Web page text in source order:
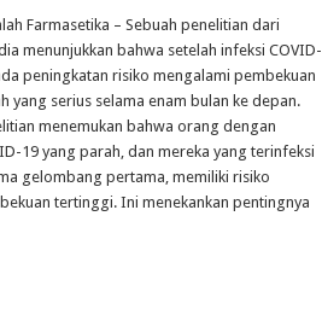
Farmasetika – Sebuah penelitian dari
menunjukkan bahwa setelah infeksi COVID-
peningkatan risiko mengalami pembekuan
yang serius selama enam bulan ke depan.
menemukan bahwa orang dengan
19 yang parah, dan mereka yang terinfeksi
gelombang pertama, memiliki risiko
tertinggi. Ini menekankan pentingnya